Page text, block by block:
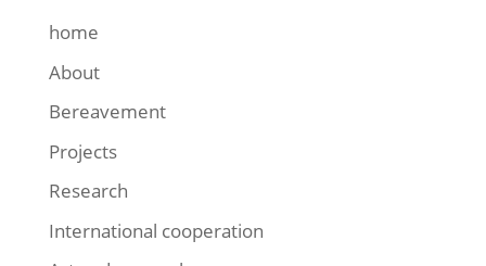
home
About
Bereavement
Projects
Research
International cooperation